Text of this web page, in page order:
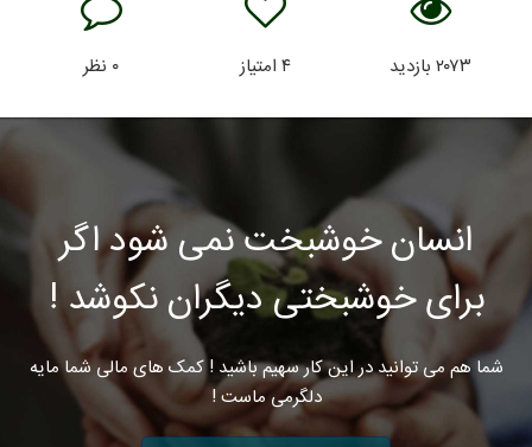
۲۰۷۳بازدید ۴امتیاز ۰ نظر
انسان خوشبخت نمی شود اگر
برای خوشبختی دیگران نکوشد !
شما هم می توانید در این کار سهیم باشید ! کمک های مالی شما مایه
دلگرمی ماست !